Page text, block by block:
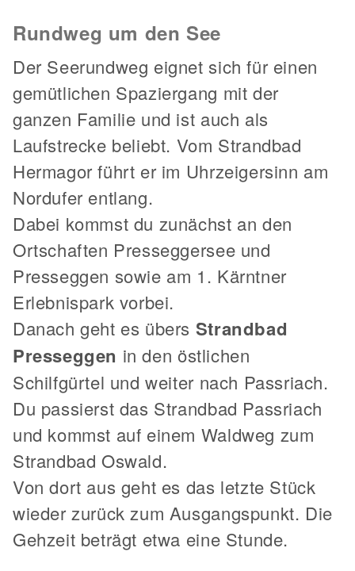
Rundweg um den See
Der Seerundweg eignet sich für einen
gemütlichen Spaziergang mit der
ganzen Familie und ist auch als
Laufstrecke beliebt. Vom Strandbad
Hermagor führt er im Uhrzeigersinn am
Nordufer entlang.
Dabei kommst du zunächst an den
Ortschaften Presseggersee und
Presseggen sowie am 1. Kärntner
Erlebnispark vorbei.
Danach geht es übers Strandbad
Presseggen in den östlichen
Schilfgürtel und weiter nach Passriach.
Du passierst das Strandbad Passriach
und kommst auf einem Waldweg zum
Strandbad Oswald.
Von dort aus geht es das letzte Stück
wieder zurück zum Ausgangspunkt. Die
Gehzeit beträgt etwa eine Stunde.